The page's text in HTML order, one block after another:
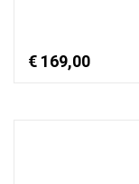
€ 169,00